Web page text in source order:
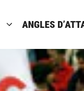
ANGLES